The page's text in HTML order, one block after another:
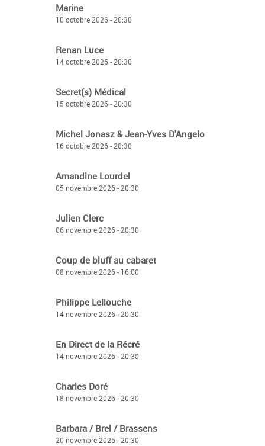
Marine
10 octobre 2026 - 20:30
Renan Luce
14 octobre 2026 - 20:30
Secret(s) Médical
15 octobre 2026 - 20:30
Michel Jonasz & Jean-Yves D'Angelo
16 octobre 2026 - 20:30
Amandine Lourdel
05 novembre 2026 - 20:30
Julien Clerc
06 novembre 2026 - 20:30
Coup de bluff au cabaret
08 novembre 2026 - 16:00
Philippe Lellouche
14 novembre 2026 - 20:30
En Direct de la Récré
14 novembre 2026 - 20:30
Charles Doré
18 novembre 2026 - 20:30
Barbara / Brel / Brassens
20 novembre 2026 - 20:30